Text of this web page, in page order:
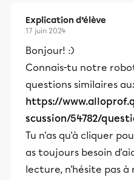
Explication d’élève
17 juin 2024
Bonjour! :)
Connais-tu notre
questions similaires
https://
scussion/54782/
Tu n'as qu'à cliquer
as toujours besoin
lecture, n'hésite pas à